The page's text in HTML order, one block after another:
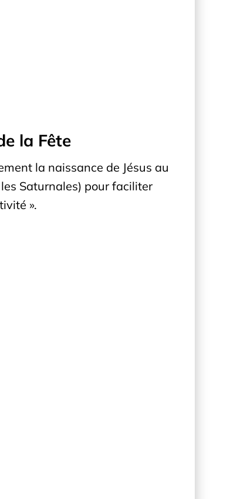
la Fête
la naissance de Jésus au
Saturnales) pour faciliter
».